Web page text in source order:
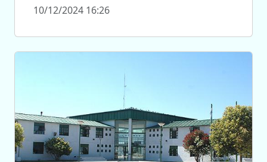
10/12/2024 16:26